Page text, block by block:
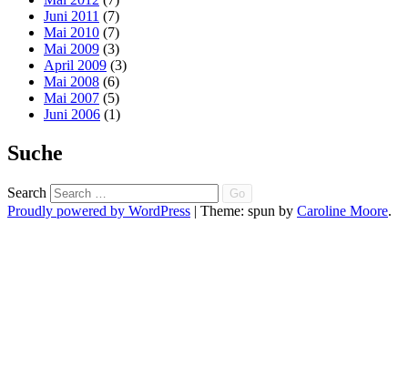
Juni 2011 (7)
Mai 2010 (7)
Mai 2009 (3)
April 2009 (3)
Mai 2008 (6)
Mai 2007 (5)
Juni 2006 (1)
Suche
Search
Proudly powered by WordPress | Theme: spun by Caroline Moore.